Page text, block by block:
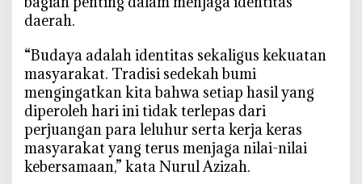
daerah.
‎“Budaya adalah identitas sekaligus kekuatan
masyarakat. Tradisi sedekah bumi
mengingatkan kita bahwa setiap hasil yang
diperoleh hari ini tidak terlepas dari
perjuangan para leluhur serta kerja keras
masyarakat yang terus menjaga nilai-nilai
kebersamaan,” kata Nurul Azizah.